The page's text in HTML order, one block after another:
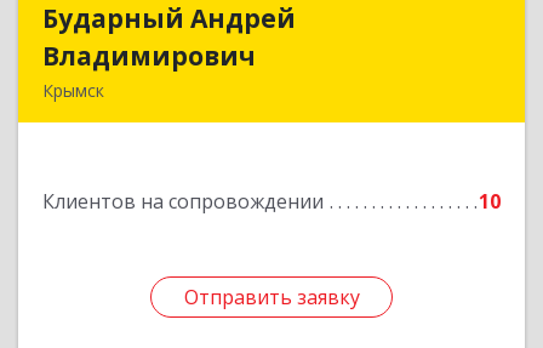
Бударный Андрей
Владимирович
Крымск
Клиентов на сопровождении 10
Отправить заявку
Бударный Андрей
Подробнее
Отправить заявку